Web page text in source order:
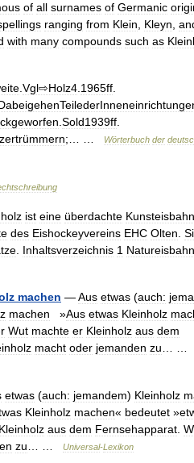
of all surnames of Germanic
ranging from Klein Kleyn
with many compounds such as
Vgl⇨Holz4 1965ff
Sold1939ff
;… … Wörterbuch der
ist eine überdachte Kunsteisbahn
des Eishockeyvereins EHC Olten
Inhaltsverzeichnis 1 Natureisbahn
machen —Aus etwas (auch:
machen »Aus etwas Kleinholz
Wut machte er Kleinholz aus dem
macht oder jemanden zu
etwas (auch: jemandem) Kleinholz
Kleinholz machen« bedeutet »
Kleinholz aus dem Fernsehapparat
zu Universal-Lexikon